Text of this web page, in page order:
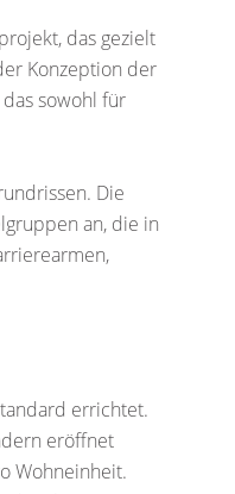
das gezielt
Konzeption der
sowohl für
Die
an, die in
errichtet.
eröffnet
Wohneinheit.